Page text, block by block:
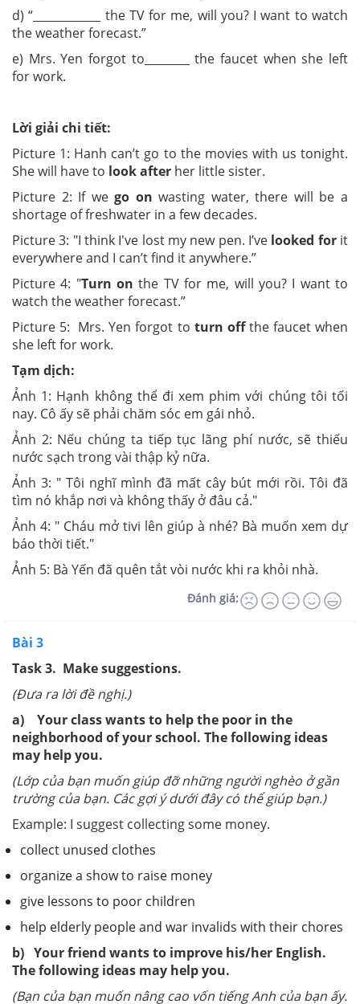
d) “____________ the TV for me, will you? I want to watch
the weather forecast.”
e) Mrs. Yen forgot to________ the faucet when she left
for work.
Lời giải chi tiết:
Picture 1: Hanh can’t go to the movies with us tonight.
She will have to look after her little sister.
Picture 2: If wego on wasting water, there will be a
shortage of freshwater in a few decades.
Picture 3: "I think I've lost my new pen. I’ve looked forit
everywhere and I can’t find it anywhere.”
Picture 4: "Turn on the TV for me, will you? I want to
watch the weather forecast.”
Picture 5: Mrs. Yen forgot to turn offthe faucet when
she left for work.
Tạm dịch:
Ảnh 1: Hạnh không thể đi xem phim với chúng tôi tối
nay. Cô ấy sẽ phải chăm sóc em gái nhỏ.
Ảnh 2: Nếu chúng ta tiếp tục lãng phí nước, sẽ thiếu
nước sạch trong vài thập kỷ nữa.
Ảnh 3: " Tôi nghĩ mình đã mất cây bút mới rồi. Tôi đã
tìm nó khắp nơi và không thấy ở đâu cả."
Ảnh 4: " Cháu mở tivi lên giúp à nhé? Bà muốn xem dự
báo thời tiết."
Ảnh 5: Bà Yến đã quên tắt vòi nước khi ra khỏi nhà.
Đánh giá:
Bài 3
Task 3. Make suggestions.
(Đưa ra lời đề nghị.)
a) Your class wants to help the poor in the
neighborhood of your school. The following ideas
may help you.
(Lớp của bạn muốn giúp đỡ những người nghèo ở gần
trường của bạn. Các gợi ý dưới đây có thể giúp bạn.)
Example: I suggest collecting some money.
collect unused clothes
organize a show to raise money
give lessons to poor children
help elderly people and war invalids with their chores
b) Your friend wants to improve his/her English.
The following ideas may help you.
(Bạn của bạn muốn nâng cao vốn tiếng Anh của bạn ấy.